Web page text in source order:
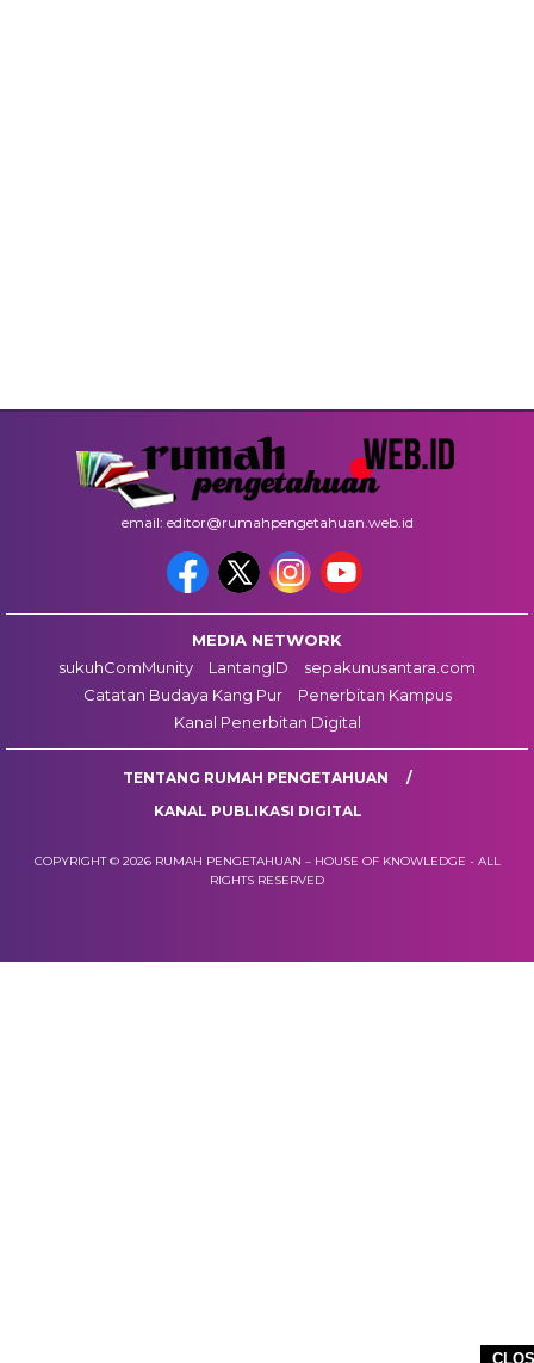
email: editor@rumahpengetahuan.web.id
MEDIA NETWORK
sukuhComMunity
LantangID
sepakunusantara.com
Catatan Budaya Kang Pur
Penerbitan Kampus
Kanal Penerbitan Digital
TENTANG RUMAH PENGETAHUAN
KANAL PUBLIKASI DIGITAL
COPYRIGHT © 2026 RUMAH PENGETAHUAN – HOUSE OF KNOWLEDGE - ALL
RIGHTS RESERVED